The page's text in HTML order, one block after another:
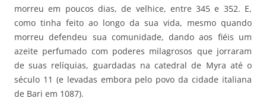
morreu em poucos dias, de velhice, entre 345 e 352. E,
como tinha feito ao longo da sua vida, mesmo quando
morreu defendeu sua comunidade, dando aos fiéis um
azeite perfumado com poderes milagrosos que jorraram
de suas relíquias, guardadas na catedral de Myra até o
século 11 (e levadas embora pelo povo da cidade italiana
de Bari em 1087).